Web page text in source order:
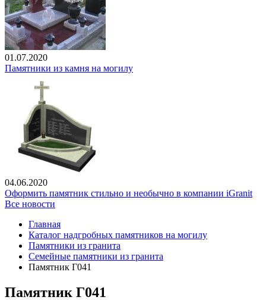
01.07.2020
Памятники из камня на могилу
04.06.2020
Оформить памятник стильно и необычно в компании iGranit
Все новости
Главная
Каталог надгробных памятников на могилу
Памятники из гранита
Семейные памятники из гранита
Памятник Г041
Памятник Г041